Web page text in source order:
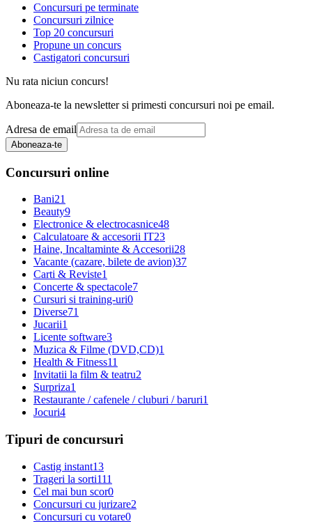
Concursuri pe terminate
Concursuri zilnice
Top 20 concursuri
Propune un concurs
Castigatori concursuri
Nu rata niciun concurs!
Aboneaza-te la newsletter si primesti concursuri noi pe email.
Adresa de email
Aboneaza-te
Concursuri online
Bani21
Beauty9
Electronice & electrocasnice48
Calculatoare & accesorii IT23
Haine, Incaltaminte & Accesorii28
Vacante (cazare, bilete de avion)37
Carti & Reviste1
Concerte & spectacole7
Cursuri si training-uri0
Diverse71
Jucarii1
Licente software3
Muzica & Filme (DVD,CD)1
Health & Fitness11
Invitatii la film & teatru2
Surpriza1
Restaurante / cafenele / cluburi / baruri1
Jocuri4
Tipuri de concursuri
Castig instant13
Trageri la sorti111
Cel mai bun scor0
Concursuri cu jurizare2
Concursuri cu votare0